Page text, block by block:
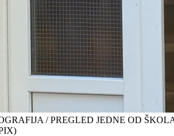
/ PREGLED JEDNE OD